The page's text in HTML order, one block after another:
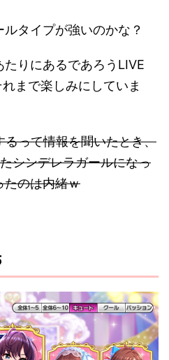
タイプが強いのかな？
りにあるであろうLIVE
まで楽しみにしていま
るって情報を聞いたとき、
シンデレラガールになっ
たのは内緒ｗ